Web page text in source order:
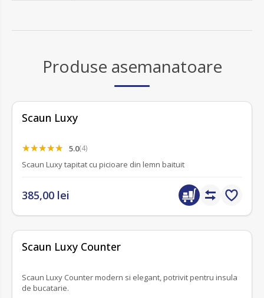
Produse asemanatoare
Scaun Luxy
5.0(4)
Scaun Luxy tapitat cu picioare din lemn baituit
385,00 lei
Scaun Luxy Counter
Scaun Luxy Counter modern si elegant, potrivit pentru insula
de bucatarie.